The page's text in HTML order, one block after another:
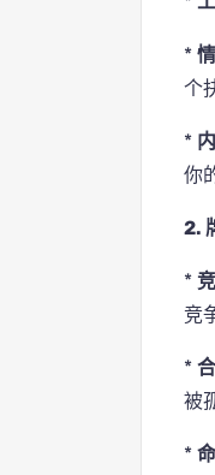
*
个
*
你
2.
*
竞
*
被
*